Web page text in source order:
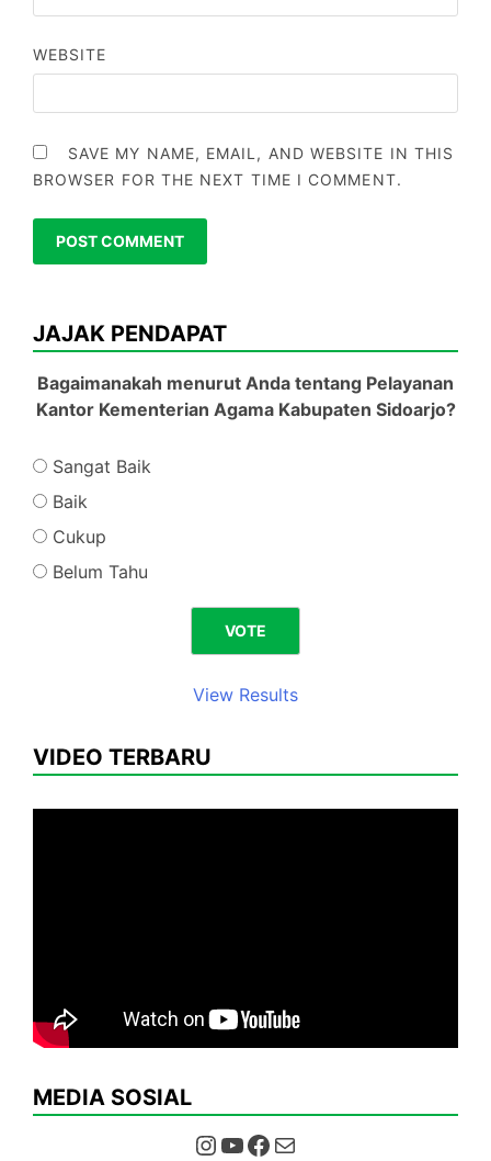
WEBSITE
SAVE MY NAME, EMAIL, AND WEBSITE IN THIS
BROWSER FOR THE NEXT TIME I COMMENT.
JAJAK PENDAPAT
Bagaimanakah menurut Anda tentang Pelayanan
Kantor Kementerian Agama Kabupaten Sidoarjo?
Sangat Baik
Baik
Cukup
Belum Tahu
View Results
VIDEO TERBARU
MEDIA SOSIAL
Instagram YouTube Facebook Mail